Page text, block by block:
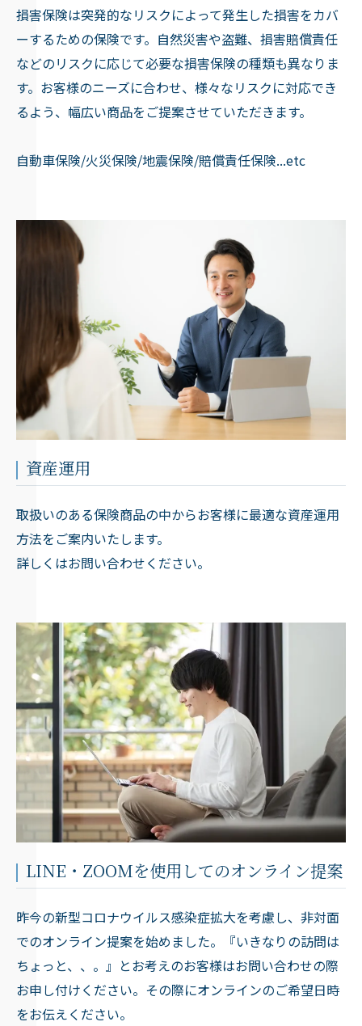
損害保険は突発的なリスクによって発生した損害をカバ
ーするための保険です。自然災害や盗難、損害賠償責任
などのリスクに応じて必要な損害保険の種類も異なりま
す。お客様のニーズに合わせ、様々なリスクに対応でき
るよう、幅広い商品をご提案させていただきます。
自動車保険/火災保険/地震保険/賠償責任保険...etc
資産運用
取扱いのある保険商品の中からお客様に最適な資産運用
方法をご案内いたします。
詳しくはお問い合わせください。
LINE・ZOOMを使用してのオンライン提案
昨今の新型コロナウイルス感染症拡大を考慮し、非対面
でのオンライン提案を始めました。『いきなりの訪問は
ちょっと、、。』とお考えのお客様はお問い合わせの際
お申し付けください。その際にオンラインのご希望日時
をお伝えください。